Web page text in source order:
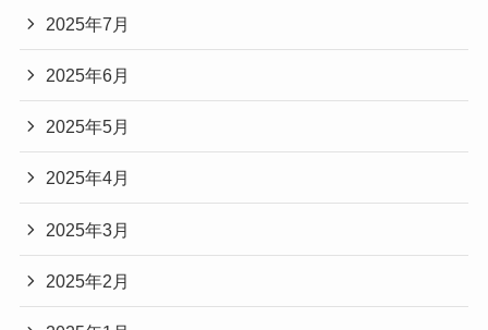
2025年7月
2025年6月
2025年5月
2025年4月
2025年3月
2025年2月